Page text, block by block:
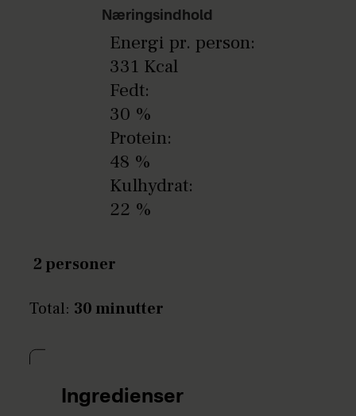
Næringsindhold
Energi pr. person:
331 Kcal
Fedt:
30 %
Protein:
48 %
Kulhydrat:
22 %
2 personer
Total: 30 minutter
Ingredienser